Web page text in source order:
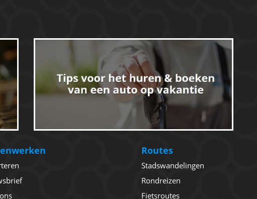
Routes
Stadswandelingen
Rondreizen
Fietsroutes